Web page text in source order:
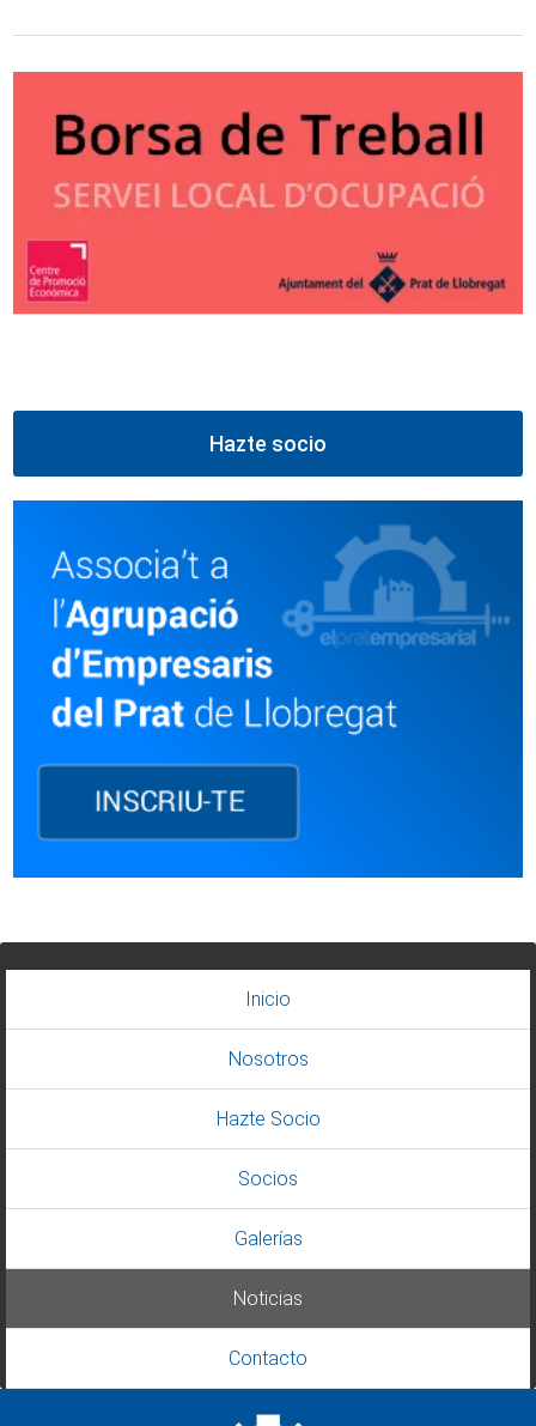
Hazte socio
Inicio
Nosotros
Hazte Socio
Socios
Galerías
Noticias
Contacto